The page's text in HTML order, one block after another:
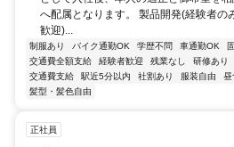
へ配属となります。 製品開発(経験者の
歓迎)...
制服あり バイク通勤OK 学歴不問 車通勤OK
交通費全額支給
経験者歓迎 残業なし 研修あり
交通費支給
駅近5分以内 社割あり 服装自由 昼
髪型・髪色自由
正社員